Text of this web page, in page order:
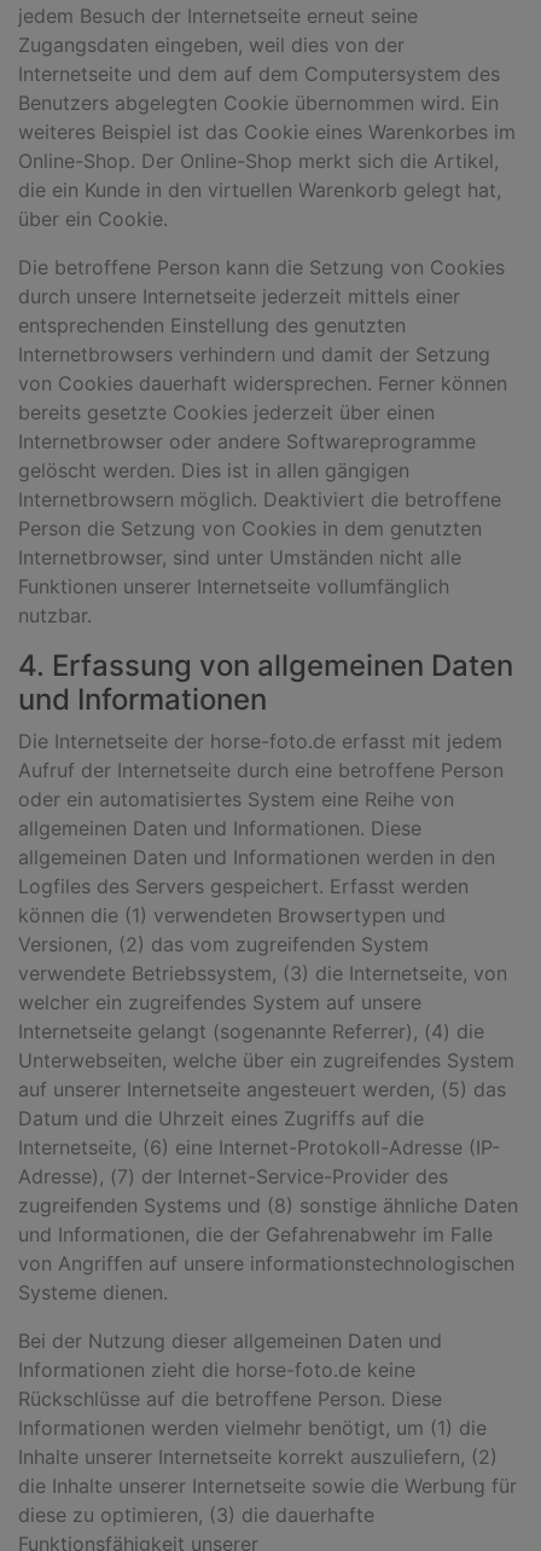
jedem Besuch der Internetseite erneut seine
Zugangsdaten eingeben, weil dies von der
Internetseite und dem auf dem Computersystem des
Benutzers abgelegten Cookie übernommen wird. Ein
weiteres Beispiel ist das Cookie eines Warenkorbes im
Online-Shop. Der Online-Shop merkt sich die Artikel,
die ein Kunde in den virtuellen Warenkorb gelegt hat,
über ein Cookie.
Die betroffene Person kann die Setzung von Cookies
durch unsere Internetseite jederzeit mittels einer
entsprechenden Einstellung des genutzten
Internetbrowsers verhindern und damit der Setzung
von Cookies dauerhaft widersprechen. Ferner können
bereits gesetzte Cookies jederzeit über einen
Internetbrowser oder andere Softwareprogramme
gelöscht werden. Dies ist in allen gängigen
Internetbrowsern möglich. Deaktiviert die betroffene
Person die Setzung von Cookies in dem genutzten
Internetbrowser, sind unter Umständen nicht alle
Funktionen unserer Internetseite vollumfänglich
nutzbar.
4. Erfassung von allgemeinen Daten
und Informationen
Die Internetseite der horse-foto.de erfasst mit jedem
Aufruf der Internetseite durch eine betroffene Person
oder ein automatisiertes System eine Reihe von
allgemeinen Daten und Informationen. Diese
allgemeinen Daten und Informationen werden in den
Logfiles des Servers gespeichert. Erfasst werden
können die (1) verwendeten Browsertypen und
Versionen, (2) das vom zugreifenden System
verwendete Betriebssystem, (3) die Internetseite, von
welcher ein zugreifendes System auf unsere
Internetseite gelangt (sogenannte Referrer), (4) die
Unterwebseiten, welche über ein zugreifendes System
auf unserer Internetseite angesteuert werden, (5) das
Datum und die Uhrzeit eines Zugriffs auf die
Internetseite, (6) eine Internet-Protokoll-Adresse (IP-
Adresse), (7) der Internet-Service-Provider des
zugreifenden Systems und (8) sonstige ähnliche Daten
und Informationen, die der Gefahrenabwehr im Falle
von Angriffen auf unsere informationstechnologischen
Systeme dienen.
Bei der Nutzung dieser allgemeinen Daten und
Informationen zieht die horse-foto.de keine
Rückschlüsse auf die betroffene Person. Diese
Informationen werden vielmehr benötigt, um (1) die
Inhalte unserer Internetseite korrekt auszuliefern, (2)
die Inhalte unserer Internetseite sowie die Werbung für
diese zu optimieren, (3) die dauerhafte
Funktionsfähigkeit unserer